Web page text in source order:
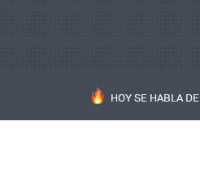
HOY SE HABLA DE